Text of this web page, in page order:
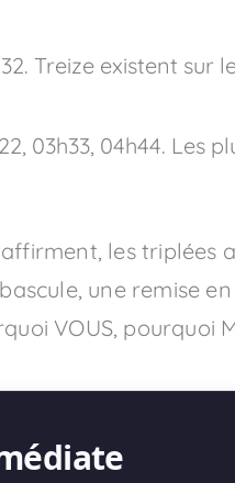
Treize existent sur
03h33, 04h44. Les
les triplées
une remise
VOUS, pourquoi